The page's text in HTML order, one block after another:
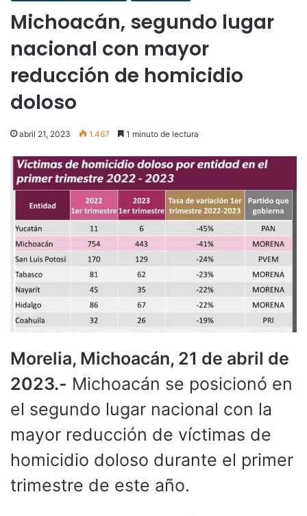
Michoacán, segundo lugar
nacional con mayor
reducción de homicidio
doloso
abril 21, 2023 1.467 1 minuto de lectura
Morelia, Michoacán, 21 de abril de
2023.- Michoacán se posicionó en
el segundo lugar nacional con la
mayor reducción de víctimas de
homicidio doloso durante el primer
trimestre de este año.